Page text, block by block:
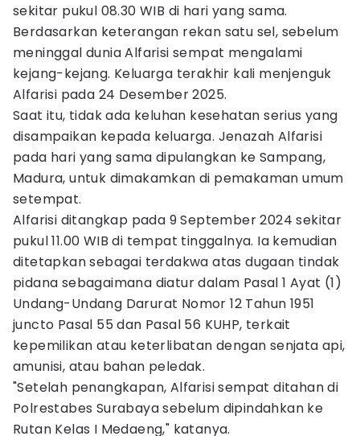
sekitar pukul 08.30 WIB di hari yang sama.
Berdasarkan keterangan rekan satu sel, sebelum
meninggal dunia Alfarisi sempat mengalami
kejang-kejang. Keluarga terakhir kali menjenguk
Alfarisi pada 24 Desember 2025.
Saat itu, tidak ada keluhan kesehatan serius yang
disampaikan kepada keluarga. Jenazah Alfarisi
pada hari yang sama dipulangkan ke Sampang,
Madura, untuk dimakamkan di pemakaman umum
setempat.
Alfarisi ditangkap pada 9 September 2024 sekitar
pukul 11.00 WIB di tempat tinggalnya. Ia kemudian
ditetapkan sebagai terdakwa atas dugaan tindak
pidana sebagaimana diatur dalam Pasal 1 Ayat (1)
Undang-Undang Darurat Nomor 12 Tahun 1951
juncto Pasal 55 dan Pasal 56 KUHP, terkait
kepemilikan atau keterlibatan dengan senjata api,
amunisi, atau bahan peledak.
"Setelah penangkapan, Alfarisi sempat ditahan di
Polrestabes Surabaya sebelum dipindahkan ke
Rutan Kelas I Medaeng," katanya.